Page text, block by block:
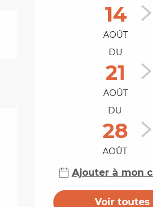
14
AOÛT
DU
21
AOÛT
DU
28
AOÛT
Ajouter à mon
Voir toutes